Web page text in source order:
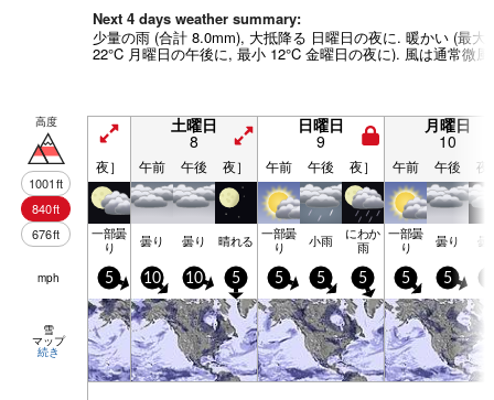
Next 4 days weather summary:
少量の雨 (合計 8.0mm), 大抵降る 日曜日の夜に. 暖かい (最大
22°C 月曜日の午後に, 最小 12°C 金曜日の夜に). 風は通常微風.
高度
1001ft
840ft
676ft
土曜日
8
日曜日
9
月曜日
10
夜］ 午前 午後 夜］ 午前 午後 夜］ 午前 午後 夜
一部曇
り 曇り 曇り 晴れる 一部曇
り 小雨 にわか
雨
一部曇
り 曇り 曇
mph 5 10 10 5 5 5 5 5 5
雪
マップ
続き